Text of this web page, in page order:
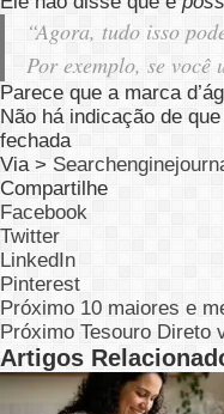
“Agora, tudo isso
Por exemplo, se você
Parece que a marca
Não há indicação de
fechada
Via >
Compartilhe
Facebook
Twitter
LinkedIn
Pinterest
Próximo 10 maiores e
Próximo Tesouro Direto
Artigos